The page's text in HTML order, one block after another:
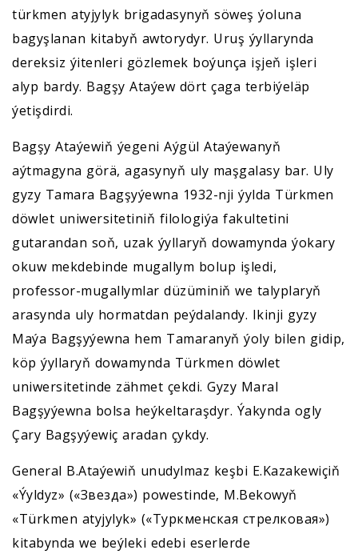
türkmen atyjylyk brigadasynyň söweş ýoluna
bagyşlanan kitabyň awtorydyr. Uruş ýyllarynda
dereksiz ýitenleri gözlemek boýunça işjeň işleri
alyp bardy. Bagşy Ataýew dört çaga terbiýeläp
ýetişdirdi.
Bagşy Ataýewiň ýegeni Aýgül Ataýewanyň
aýtmagyna görä, agasynyň uly maşgalasy bar. Uly
gyzy Tamara Bagşyýewna 1932-nji ýylda Türkmen
döwlet uniwersitetiniň filologiýa fakultetini
gutarandan soň, uzak ýyllaryň dowamynda ýokary
okuw mekdebinde mugallym bolup işledi,
professor-mugallymlar düzüminiň we talyplaryň
arasynda uly hormatdan peýdalandy. Ikinji gyzy
Maýa Bagşyýewna hem Tamaranyň ýoly bilen gidip,
köp ýyllaryň dowamynda Türkmen döwlet
uniwersitetinde zähmet çekdi. Gyzy Maral
Bagşyýewna bolsa heýkeltaraşdyr. Ýakynda ogly
Çary Bagşyýewiç aradan çykdy.
General B.Ataýewiň unudylmaz keşbi E.Kazakewiçiň
«Ýyldyz» («Звезда») powestinde, M.Bekowyň
«Türkmen atyjylyk» («Туркменская стрелковая»)
kitabynda we beýleki edebi eserlerde